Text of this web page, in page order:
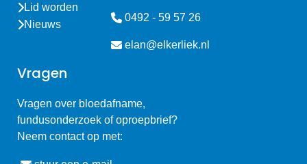
Lid worden
Nieuws
0492 - 59 57 26
elan@elkerliek.nl
Vragen
Vragen over bloedafname,
fundusonderzoek of oproepbrief?
Neem contact op met: